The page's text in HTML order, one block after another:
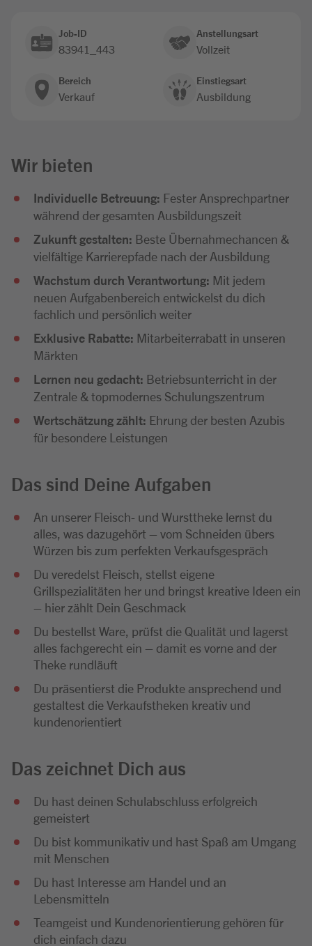
Job-ID
83941_443
Anstellungsart
Vollzeit
Bereich
Verkauf
Einstiegsart
Ausbildung
Wir bieten
Individuelle Betreuung: Fester Ansprechpartner
während der gesamten Ausbildungszeit
Zukunft gestalten: Beste Übernahmechancen &
vielfältige Karrierepfade nach der Ausbildung
Wachstum durch Verantwortung: Mit jedem
neuen Aufgabenbereich entwickelst du dich
fachlich und persönlich weiter
Exklusive Rabatte: Mitarbeiterrabatt in unseren
Märkten
Lernen neu gedacht: Betriebsunterricht in der
Zentrale & topmodernes Schulungszentrum
Wertschätzung zählt: Ehrung der besten Azubis
für besondere Leistungen
Das sind Deine Aufgaben
An unserer Fleisch- und Wursttheke lernst du
alles, was dazugehört – vom Schneiden übers
Würzen bis zum perfekten Verkaufsgespräch
Du veredelst Fleisch, stellst eigene
Grillspezialitäten her und bringst kreative Ideen ein
– hier zählt Dein Geschmack
Du bestellst Ware, prüfst die Qualität und lagerst
alles fachgerecht ein – damit es vorne and der
Theke rundläuft
Du präsentierst die Produkte ansprechend und
gestaltest die Verkaufstheken kreativ und
kundenorientiert
Das zeichnet Dich aus
Du hast deinen Schulabschluss erfolgreich
gemeistert
Du bist kommunikativ und hast Spaß am Umgang
mit Menschen
Du hast Interesse am Handel und an
Lebensmitteln
Teamgeist und Kundenorientierung gehören für
dich einfach dazu